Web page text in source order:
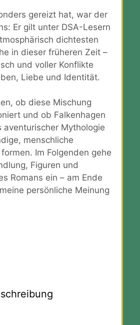
gereizt hat, war der
Er gilt unter DSA-Lesern
dichtesten
in dieser früheren Zeit –
und voller Konflikte
Liebe und Identität.
ob diese Mischung
und ob Falkenhagen
aventurischer Mythologie
menschliche
Im Folgenden gehe
Figuren und
Romans ein – am Ende
persönliche Meinung